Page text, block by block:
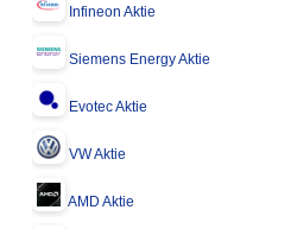
Infineon Aktie
Siemens Energy Aktie
Evotec Aktie
VW Aktie
AMD Aktie